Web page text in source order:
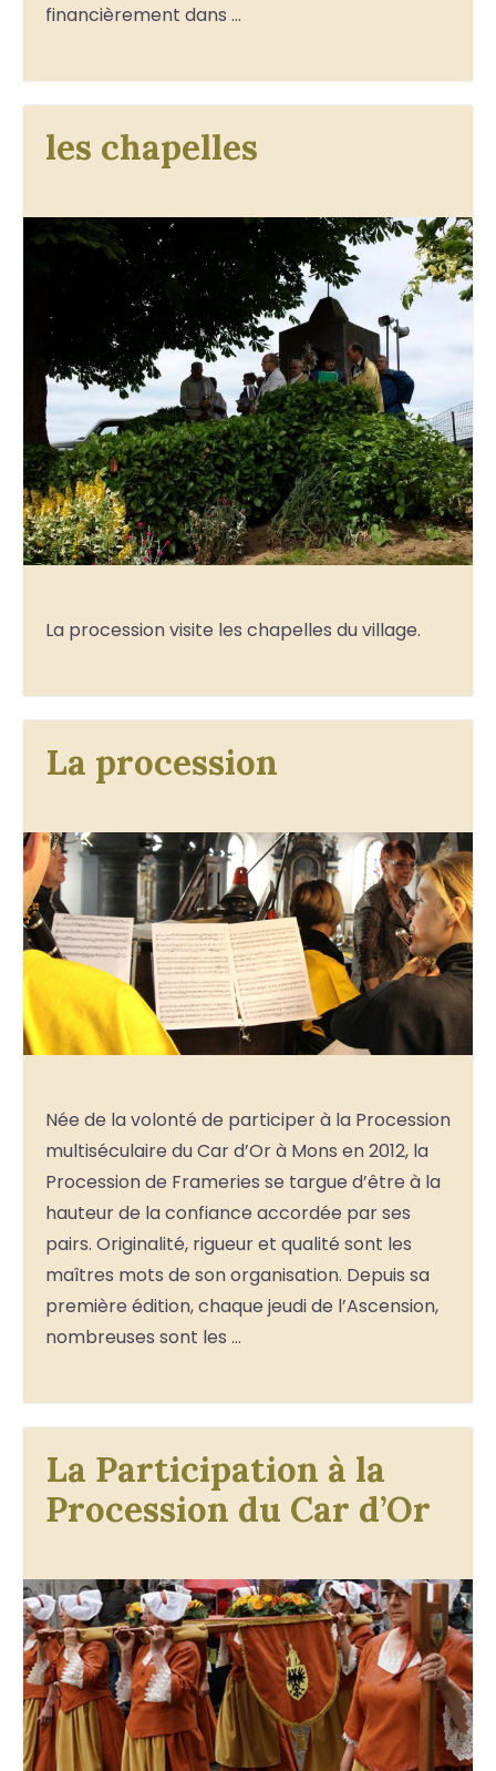
financièrement dans …
les chapelles
La procession visite les chapelles du village.
La procession
Née de la volonté de participer à la Procession
multiséculaire du Car d’Or à Mons en 2012, la
Procession de Frameries se targue d’être à la
hauteur de la confiance accordée par ses
pairs. Originalité, rigueur et qualité sont les
maîtres mots de son organisation. Depuis sa
première édition, chaque jeudi de l’Ascension,
nombreuses sont les …
La Participation à la
Procession du Car d’Or